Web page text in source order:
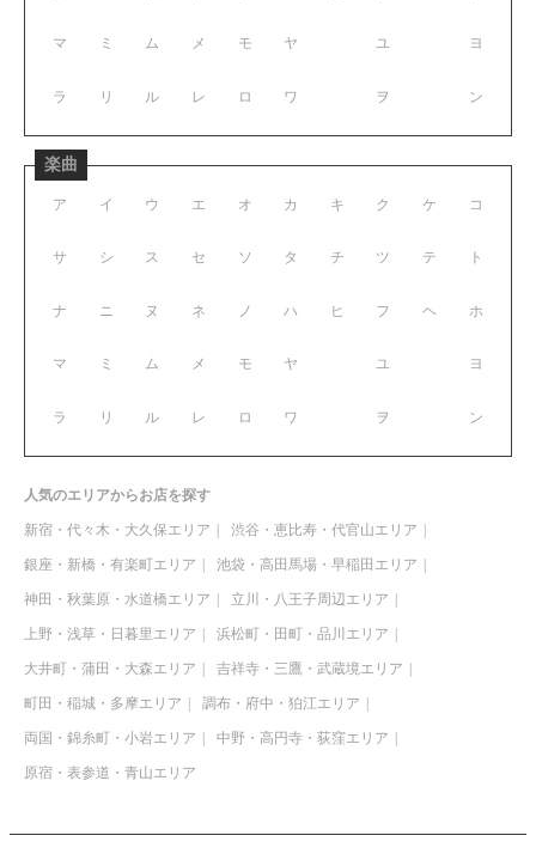
マ ミ ム メ モ
ラ リ ル レ ロ
ヤ ユ ヨ
ワ ヲ ン
楽曲
ア イ ウ エ オ
サ シ ス セ ソ
ナ ニ ヌ ネ ノ
マ ミ ム メ モ
ラ リ ル レ ロ
カ キ ク ケ コ
タ チ ツ テ ト
ハ ヒ フ ヘ ホ
ヤ ユ ヨ
ワ ヲ ン
人気のエリアからお店を探す
新宿・代々木・大久保エリア 渋谷・恵比寿・代官山エリア
銀座・新橋・有楽町エリア 池袋・高田馬場・早稲田エリア
神田・秋葉原・水道橋エリア 立川・八王子周辺エリア
上野・浅草・日暮里エリア 浜松町・田町・品川エリア
大井町・蒲田・大森エリア 吉祥寺・三鷹・武蔵境エリア
町田・稲城・多摩エリア 調布・府中・狛江エリア
両国・錦糸町・小岩エリア 中野・高円寺・荻窪エリア
原宿・表参道・青山エリア